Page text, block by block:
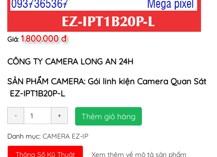
Giá: 1.800.000 đ
CÔNG TY CAMERA LONG AN 24H
SẢN PHẨM CAMERA: Gói linh kiện Camera Quan Sát
EZ-IPT1B20P-L
Thêm giỏ hàng
Danh mục: CAMERA EZ-IP
Thông Số Kỹ Thuật Xem thêm về mô tả sản phẩm